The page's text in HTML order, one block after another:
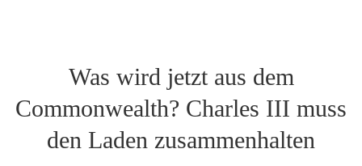
Was wird jetzt aus dem
Commonwealth? Charles III muss
den Laden zusammenhalten